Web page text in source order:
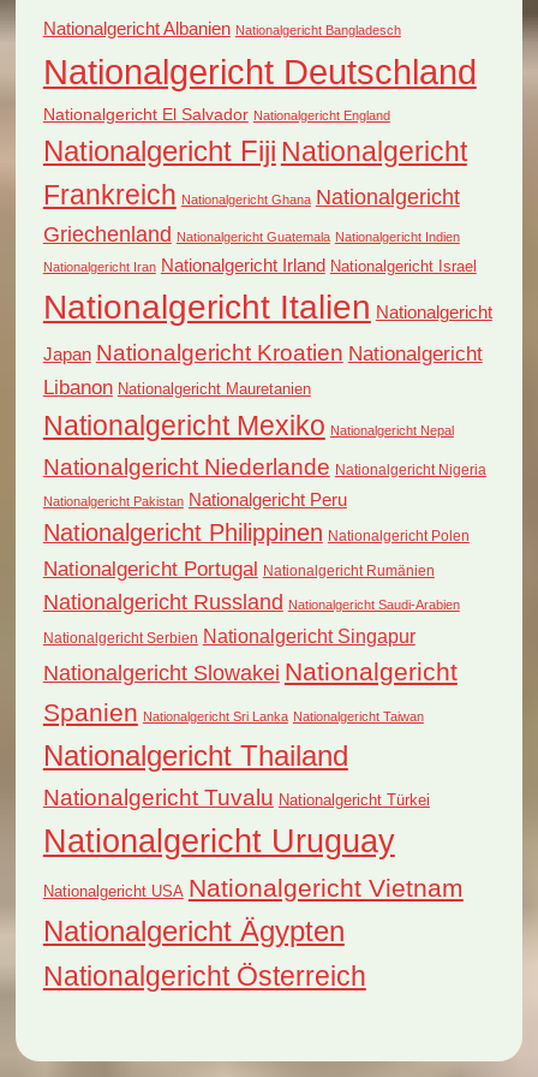
Nationalgericht Albanien Nationalgericht Bangladesch
Nationalgericht Deutschland
Nationalgericht El Salvador Nationalgericht England
Nationalgericht Fiji Nationalgericht
Frankreich Nationalgericht Ghana Nationalgericht
Griechenland Nationalgericht Guatemala Nationalgericht Indien
Nationalgericht Iran Nationalgericht Irland Nationalgericht Israel
Nationalgericht Italien Nationalgericht
Japan Nationalgericht Kroatien Nationalgericht
Libanon Nationalgericht Mauretanien
Nationalgericht Mexiko Nationalgericht Nepal
Nationalgericht Niederlande Nationalgericht Nigeria
Nationalgericht Pakistan Nationalgericht Peru
Nationalgericht Philippinen Nationalgericht Polen
Nationalgericht Portugal Nationalgericht Rumänien
Nationalgericht Russland Nationalgericht Saudi-Arabien
Nationalgericht Serbien Nationalgericht Singapur
Nationalgericht Slowakei Nationalgericht
Spanien Nationalgericht Sri Lanka Nationalgericht Taiwan
Nationalgericht Thailand
Nationalgericht Tuvalu Nationalgericht Türkei
Nationalgericht Uruguay
Nationalgericht USA Nationalgericht Vietnam
Nationalgericht Ägypten
Nationalgericht Österreich